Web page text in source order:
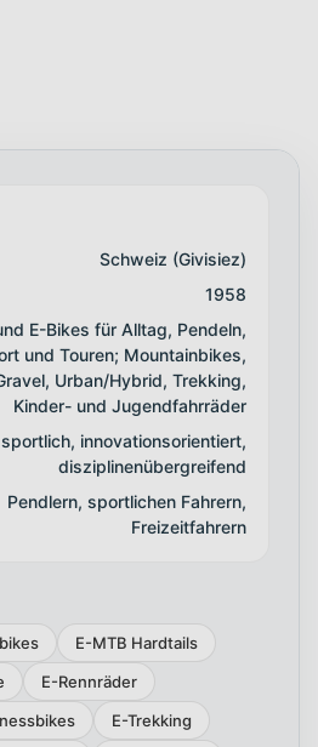
Schweiz (Givisiez)
1958
E-Bikes für Alltag, Pendeln,
und Touren; Mountainbikes,
Urban/Hybrid, Trekking,
Kinder- und Jugendfahrräder
innovationsorientiert,
disziplinenübergreifend
Pendlern, sportlichen Fahrern,
Freizeitfahrern
E-MTB Hardtails
E-Rennräder
E-Trekking